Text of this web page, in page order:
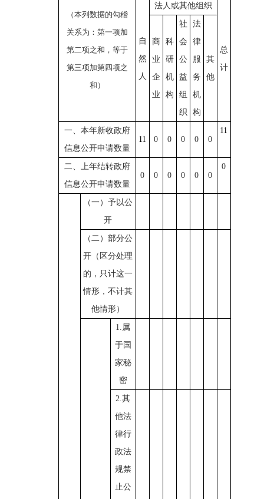
（本列数据的勾稽
关系为：第一项加
第二项之和，等于
第三项加第四项之
和）
自
然
人
法人或其他组织
总
计
商
业
企
业
科
研
机
构
社
会
公
益
组
织
法
律
服
务
机
构
其
他
一、本年新收政府
信息公开申请数量
11 0 0 0 0 0
11
二、上年结转政府
信息公开申请数量
0 0 0 0 0 0
0
（一）予以公
开
（二）部分公
开（区分处理
的，只计这一
情形，不计其
他情形）
1.属
于国
家秘
密
2.其
他法
律行
政法
规禁
止公